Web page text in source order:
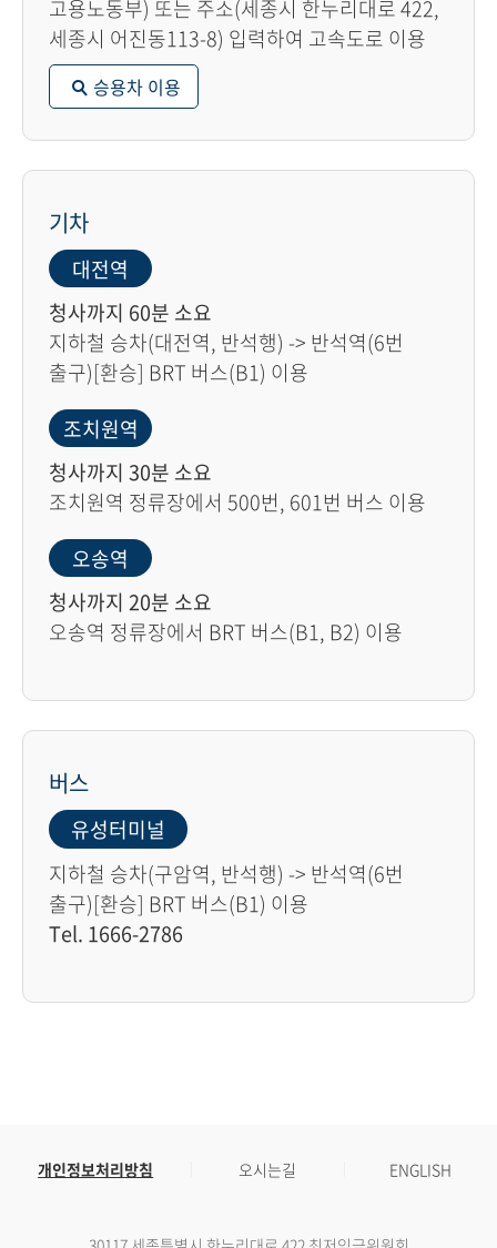
고용노동부) 또는 주소(세종시 한누리대로 422,
세종시 어진동113-8) 입력하여 고속도로 이용
승용차 이용
기차
대전역
청사까지 60분 소요
지하철 승차(대전역, 반석행) -> 반석역(6번
출구)[환승] BRT 버스(B1) 이용
조치원역
청사까지 30분 소요
조치원역 정류장에서 500번, 601번 버스 이용
오송역
청사까지 20분 소요
오송역 정류장에서 BRT 버스(B1, B2) 이용
버스
유성터미널
지하철 승차(구암역, 반석행) -> 반석역(6번
출구)[환승] BRT 버스(B1) 이용
Tel. 1666-2786
개인정보처리방침 오시는길 ENGLISH